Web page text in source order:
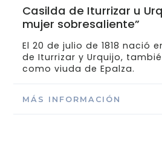
Casilda de Iturrizar u
mujer sobresaliente”
El 20 de julio de 1818 nació
de Iturrizar y Urquijo,
como viuda de Epalza.
MÁS INFORMACIÓN